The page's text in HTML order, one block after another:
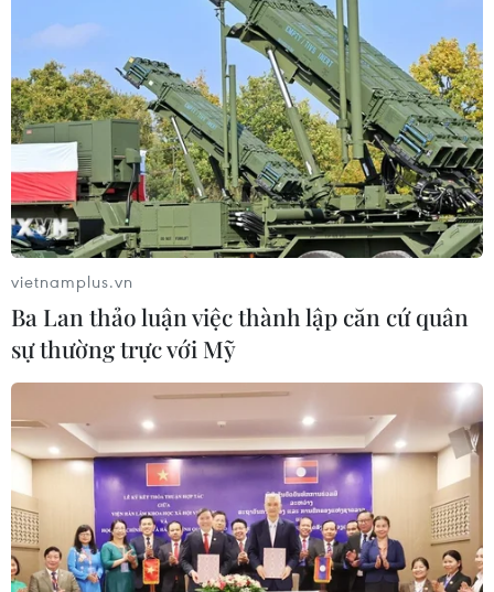
vietnamplus.vn
Ba Lan thảo luận việc thành lập căn cứ quân
sự thường trực với Mỹ